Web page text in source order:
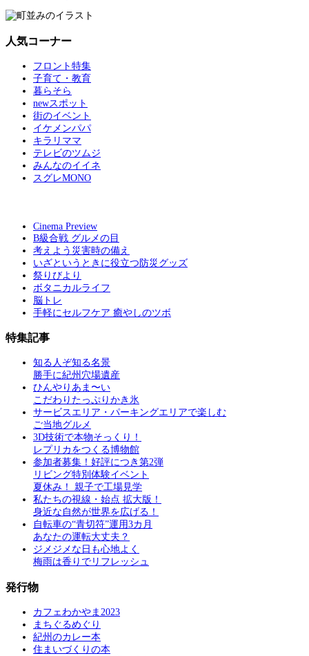
人気コーナー
フロント特集
子育て・教育
暮らそら
newスポット
街のイベント
イケメンパパ
キラリママ
テレビのツムジ
みんなのイイネ
スグレMONO
Cinema Preview
B級合戦 グルメの目
考えよう災害時の備え
いざというときに役立つ防災グッズ
祭りびより
ボタニカルライフ
脳トレ
手軽にセルフケア 癒やしのツボ
特集記事
知る人ぞ知る名景
勝手に紀州穴場遺産
ひんやりあま〜い
こだわりたっぷりかき氷
サービスエリア・パーキングエリアで楽しむ
ご当地グルメ
3D技術で本物そっくり！
レプリカをつくる博物館
参加者募集！好評につき第2弾
リビング特別体験イベント
夏休み！ 親子で工場見学
私たちの視線・始点 拡大版！
身近な自然が世界を広げる！
自転車の“青切符”運用3カ月
あなたの運転大丈夫？
ジメジメな日も心地よく
梅雨は香りでリフレッシュ
発行物
カフェわかやま2023
まちぐるめぐり
紀州のカレー本
住まいづくりの本